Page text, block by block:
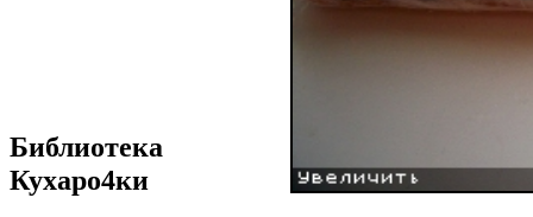
Библиотека
Кухаро4ки